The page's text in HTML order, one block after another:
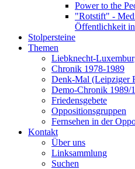
Power to the
"Rotstift" -
Öffentlichkeit
Stolpersteine
Themen
Liebknecht-
Chronik 1978-1989
Denk-Mal (Leipziger
Demo-Chronik 1989/
Friedensgebete
Oppositionsgruppen
Fernsehen in der
Kontakt
Über uns
Linksammlung
Suchen